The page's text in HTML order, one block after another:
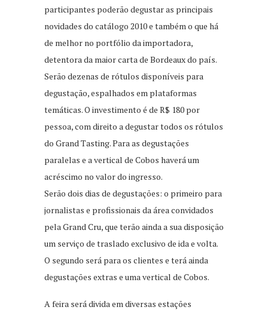
participantes poderão degustar as principais
novidades do catálogo 2010 e também o que há
de melhor no portfólio da importadora,
detentora da maior carta de Bordeaux do país.
Serão dezenas de rótulos disponíveis para
degustação, espalhados em plataformas
temáticas. O investimento é de R$ 180 por
pessoa, com direito a degustar todos os rótulos
do Grand Tasting. Para as degustações
paralelas e a vertical de Cobos haverá um
acréscimo no valor do ingresso.
Serão dois dias de degustações: o primeiro para
jornalistas e profissionais da área convidados
pela Grand Cru, que terão ainda a sua disposição
um serviço de traslado exclusivo de ida e volta.
O segundo será para os clientes e terá ainda
degustações extras e uma vertical de Cobos.
A feira será divida em diversas estações